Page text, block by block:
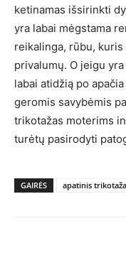
ketinamas išsirinkti
yra labai mėgstama
reikalinga, rūbu,
privalumų. O jeigu
labai atidžią po
geromis savybėmis
trikotažas moterims
turėtų pasirodyti
GAIRĖS apatinis